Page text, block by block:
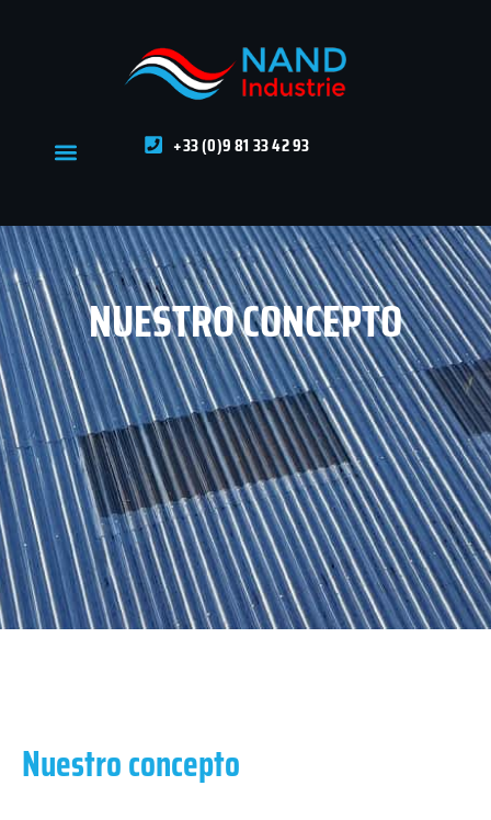
+33 (0)9 81 33 42 93
NUESTRO CONCEPTO
Nuestro concepto